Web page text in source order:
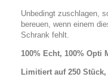
Unbedingt zuschlagen,
bereuen, wenn einem
Schrank fehlt.
100% Echt, 100% Opti
Limitiert auf 250